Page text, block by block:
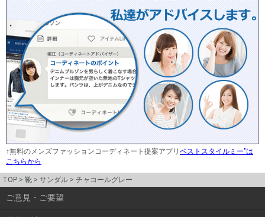
↑無料のメンズファッションコーディネート提案アプリ ベストスタイルミー"は
こちらから
TOP 靴 サンダル チャコールグレー
ご意見・ご要望